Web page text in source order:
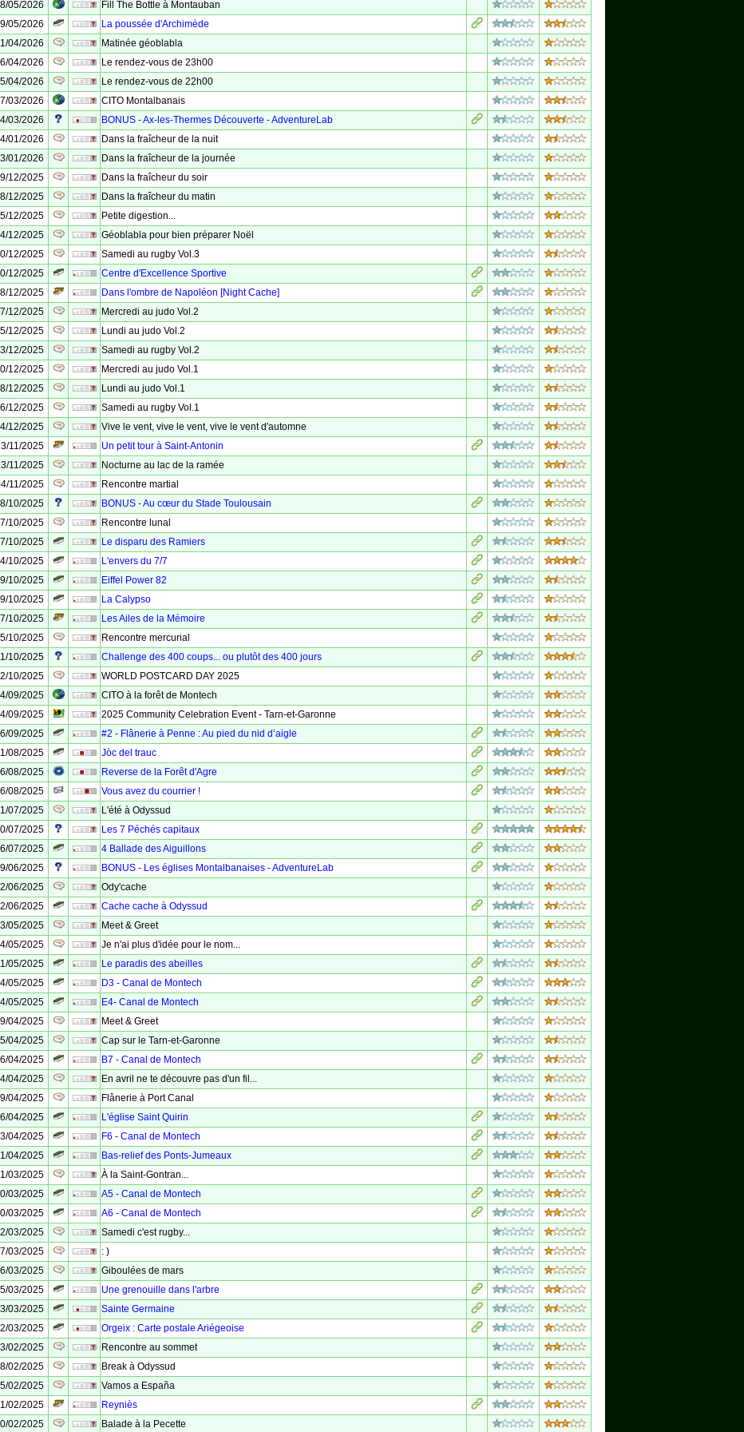
05/2026
Fill The Bottle à Montauban
05/2026
La poussée d'Archimède
04/2026
Matinée géoblabla
04/2026
Le rendez-vous de 23h00
04/2026
Le rendez-vous de 22h00
03/2026
CITO Montalbanais
03/2026
BONUS - Ax-les-Thermes Découverte - AdventureLab
01/2026
Dans la fraîcheur de la nuit
01/2026
Dans la fraîcheur de la journée
12/2025
Dans la fraîcheur du soir
12/2025
Dans la fraîcheur du matin
12/2025
Petite digestion...
12/2025
Géoblabla pour bien préparer Noël
12/2025
Samedi au rugby Vol.3
12/2025
Centre d'Excellence Sportive
12/2025
Dans l'ombre de Napoléon [Night Cache]
12/2025
Mercredi au judo Vol.2
12/2025
Lundi au judo Vol.2
12/2025
Samedi au rugby Vol.2
12/2025
Mercredi au judo Vol.1
12/2025
Lundi au judo Vol.1
12/2025
Samedi au rugby Vol.1
12/2025
Vive le vent, vive le vent, vive le vent d'automne
11/2025
Un petit tour à Saint-Antonin
11/2025
Nocturne au lac de la ramée
11/2025
Rencontre martial
10/2025
BONUS - Au cœur du Stade Toulousain
10/2025
Rencontre lunal
10/2025
Le disparu des Ramiers
10/2025
L'envers du 7/7
10/2025
Eiffel Power 82
10/2025
La Calypso
10/2025
Les Ailes de la Mémoire
10/2025
Rencontre mercurial
10/2025
Challenge des 400 coups... ou plutôt des 400 jours
10/2025
WORLD POSTCARD DAY 2025
09/2025
CITO à la forêt de Montech
09/2025
2025 Community Celebration Event - Tarn-et-Garonne
09/2025
#2 - Flânerie à Penne : Au pied du nid d’aigle
08/2025
Jòc del trauc
08/2025
Reverse de la Forêt d'Agre
08/2025
Vous avez du courrier !
07/2025
L'été à Odyssud
07/2025
Les 7 Péchés capitaux
07/2025
4 Ballade des Aiguillons
06/2025
BONUS - Les églises Montalbanaises - AdventureLab
06/2025
Ody'cache
06/2025
Cache cache à Odyssud
05/2025
Meet & Greet
05/2025
Je n'ai plus d'idée pour le nom...
05/2025
Le paradis des abeilles
05/2025
D3 - Canal de Montech
05/2025
E4- Canal de Montech
04/2025
Meet & Greet
04/2025
Cap sur le Tarn-et-Garonne
04/2025
B7 - Canal de Montech
04/2025
En avril ne te découvre pas d'un fil...
04/2025
Flânerie à Port Canal
04/2025
L'église Saint Quirin
04/2025
F6 - Canal de Montech
04/2025
Bas-relief des Ponts-Jumeaux
03/2025
À la Saint-Gontran...
03/2025
A5 - Canal de Montech
03/2025
A6 - Canal de Montech
03/2025
Samedi c'est rugby...
03/2025
: )
03/2025
Giboulées de mars
03/2025
Une grenouille dans l'arbre
03/2025
Sainte Germaine
03/2025
Orgeix : Carte postale Ariégeoise
02/2025
Rencontre au sommet
02/2025
Break à Odyssud
02/2025
Vamos a España
02/2025
Reyniès
02/2025 Balade à la Pecette